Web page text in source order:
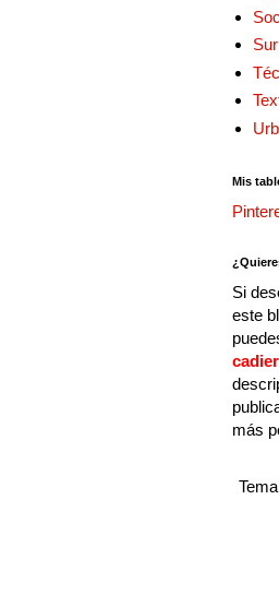
Mis
Si
este
más